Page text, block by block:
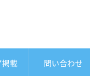
掲載 問い合わせ